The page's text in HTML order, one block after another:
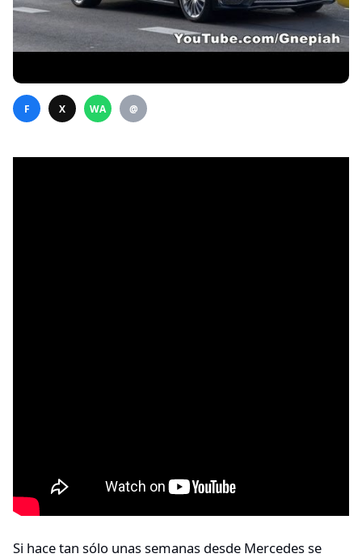
F X WA @
Si hace tan sólo unas semanas desde Mercedes se